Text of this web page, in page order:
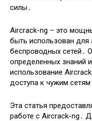
силы․
Aircrack-ng – это
быть использован для
беспроводных сетей․
определенных знаний
использование
доступа к чужим
Эта статья
работе с Aircrack-ng․